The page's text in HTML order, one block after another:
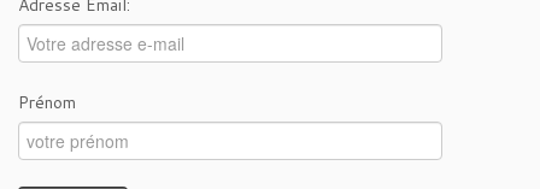
Adresse Email:
Prénom